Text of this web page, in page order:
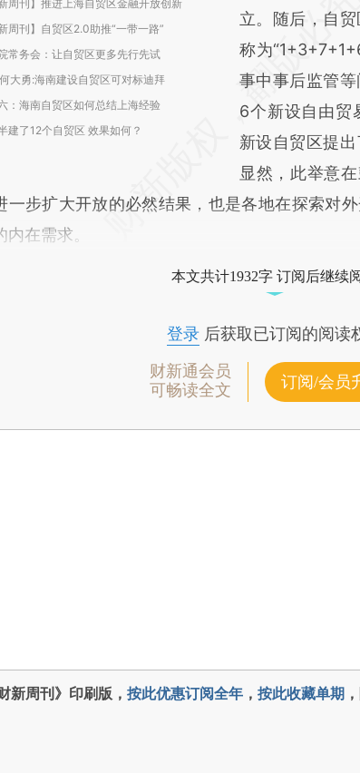
新周刊】推进上海自贸区金融开放创新
新周刊】自贸区2.0助推“一带一路”
常务会：让自贸区更多先行先试
大勇:海南建设自贸区可对标迪拜
：海南自贸区如何总结上海经验
建了12个自贸区 效果如何？
立。随后，自
称为
事中事后监管
6个新设自由贸
新设自贸区提出
显然，此举意
一步扩大开放的必然结果，也是各地在探索对
内在需求。
本文共计1932字 订阅后继续
登录后获取已订阅的阅读
财新通会员
可畅读全文
订阅/会员
新周刊》印刷版， 按此优惠订阅全年 ， 按此收藏单期